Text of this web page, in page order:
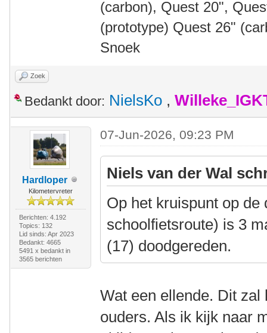
(carbon), Quest 20",
(prototype) Quest 26"
Snoek
Zoek
Bedankt door: NielsKo ,
Hardloper
Kilometervreter
Berichten: 4.192
Topics: 132
Lid sinds: Apr 2023
Bedankt: 4665
5491 x bedankt in
3565 berichten
07-Jun-2026, 09:23 PM
Niels van der Wal
Op het kruispunt op
schoolfietsroute) is 3
(17) doodgereden.
Wat een ellende. Dit
ouders. Als ik kijk naar